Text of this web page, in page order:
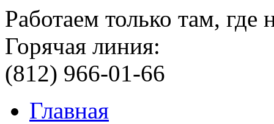
Работаем только там,
Горячая линия:
(812) 966-01-66
Главная